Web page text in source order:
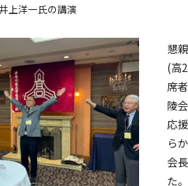
井上洋一氏の講演
懇
(高
席
陵
応
ら
会
た。